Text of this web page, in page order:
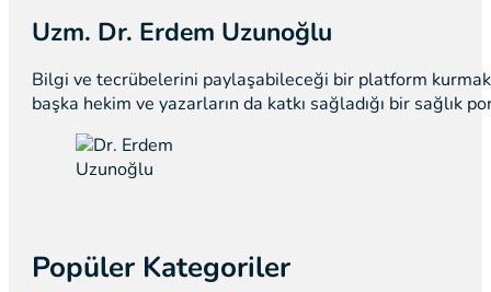
Uzm. Dr. Erdem Uzunoğlu
Bilgi ve tecrübelerini paylaşabileceği bir platform kurmak
başka hekim ve yazarların da katkı sağladığı bir sağlık
Popüler Kategoriler